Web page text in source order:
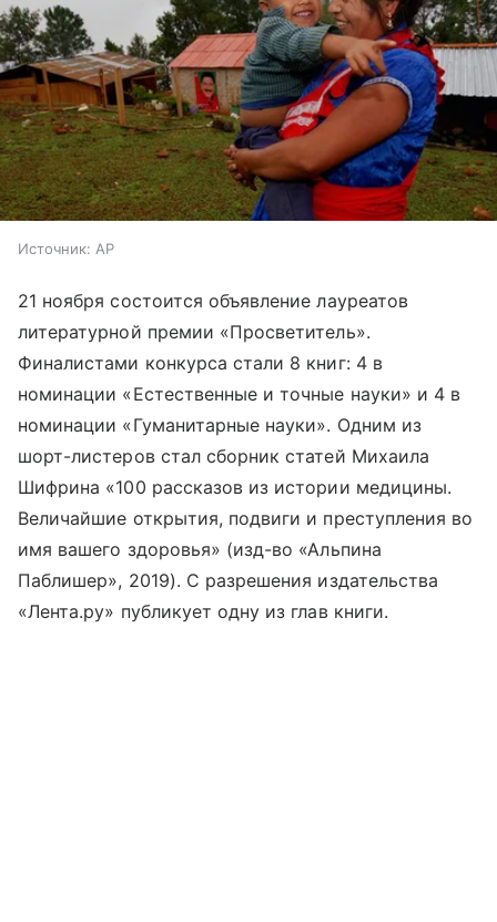
Источник: AP
21 ноября состоится объявление лауреатов
литературной премии «Просветитель».
Финалистами конкурса стали 8 книг: 4 в
номинации «Естественные и точные науки» и 4 в
номинации «Гуманитарные науки». Одним из
шорт-листеров стал сборник статей Михаила
Шифрина «100 рассказов из истории медицины.
Величайшие открытия, подвиги и преступления во
имя вашего здоровья» (изд-во «Альпина
Паблишер», 2019). С разрешения издательства
«Лента.ру» публикует одну из глав книги.